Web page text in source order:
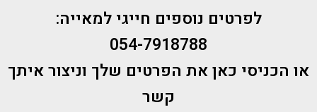
לפרטים נוספים חייגי למאייה:
054-7918788
או הכניסי כאן את הפרטים שלך וניצור איתך
קשר